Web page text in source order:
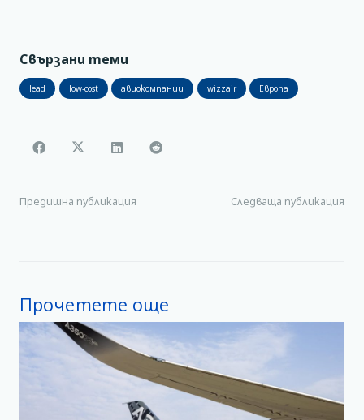
Свързани теми
lead low-cost авиокомпании wizzair Европа
Предишна публикация Следваща публикация
Прочетете още